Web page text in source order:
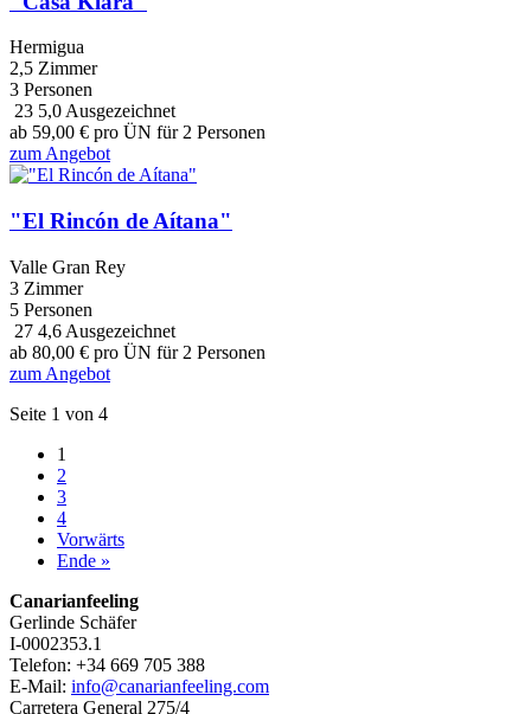
Hermigua
2,5 Zimmer
3 Personen
23 5,0Ausgezeichnet
ab 59,00 € pro ÜN für 2 Personen
zum Angebot
"El Rincón de Aítana"
Valle Gran Rey
3 Zimmer
5 Personen
27 4,6 Ausgezeichnet
ab 80,00 € pro ÜN für 2 Personen
zum Angebot
Seite 1 von 4
1
2
3
4
Vorwärts
Ende »
Canarianfeeling
Gerlinde Schäfer
I-0002353.1
Telefon: +34 669 705 388
E-Mail: info@canarianfeeling.com
Carretera General 275/4